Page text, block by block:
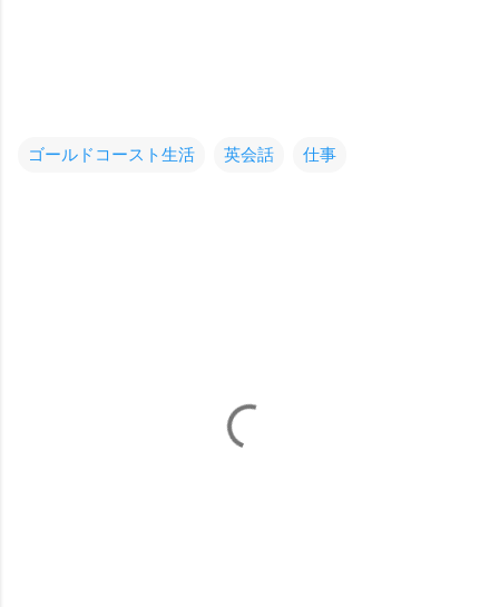
ゴールドコースト生活 英会話 仕事